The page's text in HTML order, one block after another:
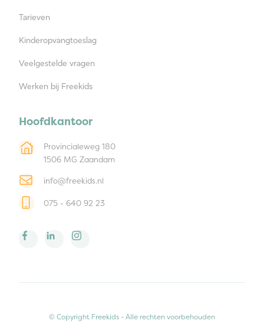
Tarieven
Kinderopvangtoeslag
Veelgestelde vragen
Werken bij Freekids
Hoofdkantoor
Provincialeweg 180
1506 MG Zaandam
info@freekids.nl
075 - 640 92 23
© Copyright Freekids - Alle rechten voorbehouden